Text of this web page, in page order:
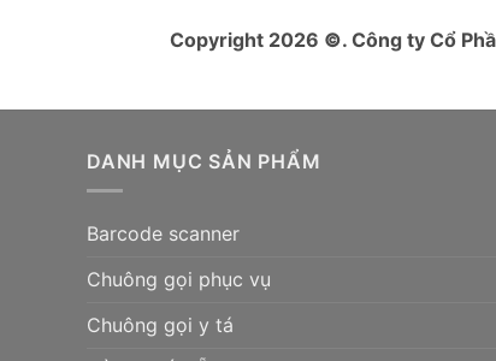
Copyright 2026 ©. Công ty Cổ
DANH MỤC SẢN PHẨM
Barcode scanner
Chuông gọi phục vụ
Chuông gọi y tá